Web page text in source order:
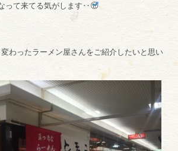
って来てる気がします‥
わったラーメン屋さんをご紹介したいと思い